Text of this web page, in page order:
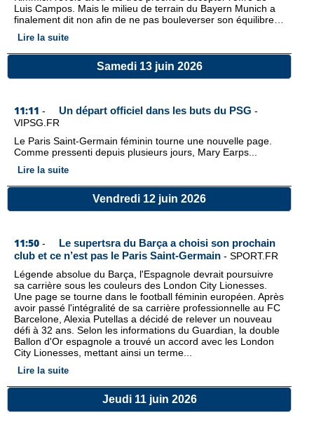
Luis Campos. Mais le milieu de terrain du Bayern Munich a
finalement dit non afin de ne pas bouleverser son équilibre…
Lire la suite
Samedi 13 juin 2026
11:11 - Un départ officiel dans les buts du PSG -
VIPSG.FR
Le Paris Saint-Germain féminin tourne une nouvelle page.
Comme pressenti depuis plusieurs jours, Mary Earps...
Lire la suite
Vendredi 12 juin 2026
11:50 -
Le supertsra du Barça a choisi son prochain
club et ce n’est pas le Paris Saint-Germain - SPORT.FR
Légende absolue du Barça, l'Espagnole devrait poursuivre
sa carrière sous les couleurs des London City Lionesses.
Une page se tourne dans le football féminin européen. Après
avoir passé l'intégralité de sa carrière professionnelle au FC
Barcelone, Alexia Putellas a décidé de relever un nouveau
défi à 32 ans. Selon les informations du Guardian, la double
Ballon d'Or espagnole a trouvé un accord avec les London
City Lionesses, mettant ainsi un terme...
Lire la suite
Jeudi 11 juin 2026